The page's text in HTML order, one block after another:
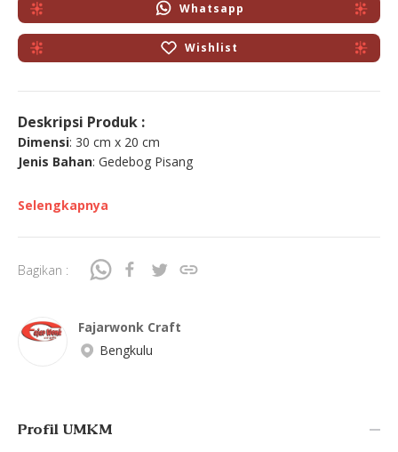
Whatsapp
Wishlist
Deskripsi Produk :
Dimensi: 30 cm x 20 cm
Jenis Bahan: Gedebog Pisang
Selengkapnya
Bagikan :
Fajarwonk Craft
Bengkulu
Profil UMKM